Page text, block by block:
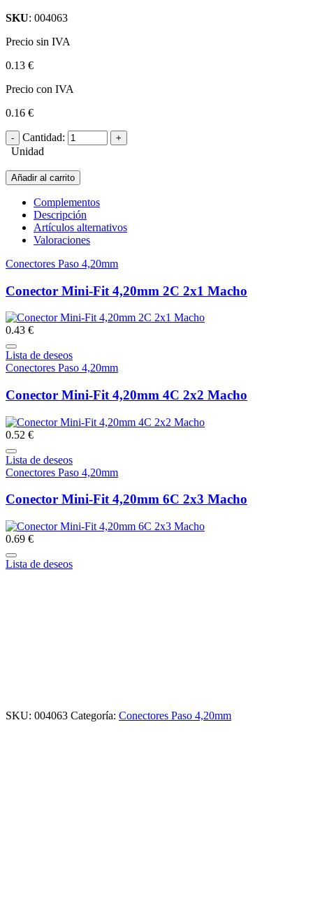
SKU: 004063
Precio sin IVA
0.13 €
Precio con IVA
0.16 €
Cantidad:
Unidad
Añadir al carrito
Complementos
Descripción
Artículos alternativos
Valoraciones
Conectores Paso 4,20mm
Conector Mini-Fit 4,20mm 2C 2x1 Macho
0.43 €
Lista de deseos
Conectores Paso 4,20mm
Conector Mini-Fit 4,20mm 4C 2x2 Macho
0.52 €
Lista de deseos
Conectores Paso 4,20mm
Conector Mini-Fit 4,20mm 6C 2x3 Macho
0.69 €
Lista de deseos
SKU: 004063 Categoría: Conectores Paso 4,20mm